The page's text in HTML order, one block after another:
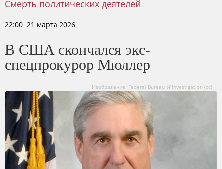
Смерть политических деятелей
22:00 21 марта 2026
В США скончался экс-
спецпрокурор Мюллер
Изображение: Federal Bureau of Investigation (cc)